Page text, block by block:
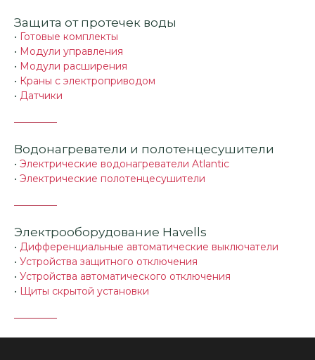
Защита от протечек воды
• Готовые комплекты
• Модули управления
• Модули расширения
• Краны с электроприводом
• Датчики
Водонагреватели и полотенцесушители
• Электрические водонагреватели Atlantic
• Электрические полотенцесушители
Электрооборудование Havells
• Дифференциальные автоматические выключатели
• Устройства защитного отключения
• Устройства автоматического отключения
• Щиты скрытой установки